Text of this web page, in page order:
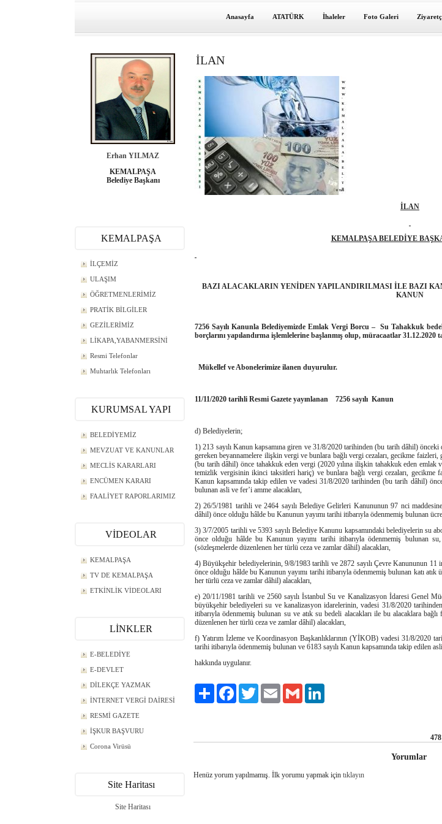
Anasayfa ATATÜRK İhaleler Foto Galeri
Erhan YILMAZ
KEMALPAŞA
Belediye Başkanı
KEMALPAŞA
İLÇEMİZ
ULAŞIM
ÖĞRETMENLERİMİZ
PRATİK BİLGİLER
GEZİLERİMİZ
LİKAPA,YABANMERSİNİ
Resmi Telefonlar
Muhtarlık Telefonları
KURUMSAL YAPI
BELEDİYEMİZ
MEVZUAT VE KANUNLAR
MECLİS KARARLARI
ENCÜMEN KARARI
FAALİYET RAPORLARIMIZ
VİDEOLAR
KEMALPAŞA
TV DE KEMALPAŞA
ETKİNLİK VİDEOLARI
LİNKLER
E-BELEDİYE
E-DEVLET
DİLEKÇE YAZMAK
İNTERNET VERGİ DAİRESİ
RESMİ GAZETE
İŞKUR BAŞVURU
Corona Virüsü
Site Haritası
Site Haritası
İLAN
İLAN
KEMALPAŞA BELEDİYE
BAZI ALACAKLARIN YENİDEN YAPILANDIRILMASI İLE BAZI
KANUN
7256 Sayılı Kanunla Belediyemizde Emlak Vergi Borcu – Su Tahakkuk
borçlarını yapılandırma işlemlelerine başlanmış olup, müracaatlar 31.12.2020
Mükellef ve Abonelerimize ilanen duyurulur.
11/11/2020 tarihli Resmi Gazete yayınlanan 7256 sayılı Kanun
d) Belediyelerin;
1) 213 sayılı Kanun kapsamına giren ve 31/8/2020 tarihinden (bu tarih dâhil)
gereken beyannamelere ilişkin vergi ve bunlara bağlı vergi cezaları, gecikme
(bu tarih dâhil) önce tahakkuk eden vergi (2020 yılına ilişkin tahakkuk eden
temizlik vergisinin ikinci taksitleri hariç) ve bunlara bağlı vergi cezaları, gecikme
Kanun kapsamında takip edilen ve vadesi 31/8/2020 tarihinden (bu tarih dâhil)
bulunan asli ve fer’i amme alacakları,
2) 26/5/1981 tarihli ve 2464 sayılı Belediye Gelirleri Kanununun 97 nci
dâhil) önce olduğu hâlde bu Kanunun yayımı tarihi itibarıyla ödenmemiş bulunan
3) 3/7/2005 tarihli ve 5393 sayılı Belediye Kanunu kapsamındaki belediyelerin su
önce olduğu hâlde bu Kanunun yayımı tarihi itibarıyla ödenmemiş bulunan
(sözleşmelerde düzenlenen her türlü ceza ve zamlar dâhil) alacakları,
4) Büyükşehir belediyelerinin, 9/8/1983 tarihli ve 2872 sayılı Çevre Kanununun
önce olduğu hâlde bu Kanunun yayımı tarihi itibarıyla ödenmemiş bulunan katı atık
her türlü ceza ve zamlar dâhil) alacakları,
e) 20/11/1981 tarihli ve 2560 sayılı İstanbul Su ve Kanalizasyon İdaresi Genel
büyükşehir belediyeleri su ve kanalizasyon idarelerinin, vadesi 31/8/2020
itibarıyla ödenmemiş bulunan su ve atık su bedeli alacakları ile bu alacaklara
düzenlenen her türlü ceza ve zamlar dâhil) alacakları,
f) Yatırım İzleme ve Koordinasyon Başkanlıklarının (YİKOB) vadesi 31/8/2020
tarihi itibarıyla ödenmemiş bulunan ve 6183 sayılı Kanun kapsamında takip edilen
hakkında uygulanır.
Paylaş FacebookTwitter Email Gmail
Yorumlar
Henüz yorum yapılmamış. İlk yorumu yapmak için tıklayın